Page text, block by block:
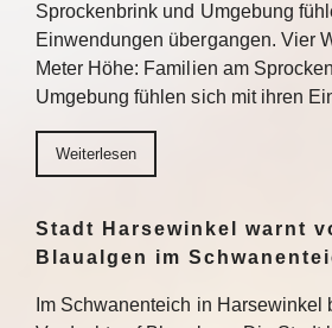
Sprockenbrink und Umgebung
Einwendungen übergangen. Vier
Meter Höhe: Familien am
Umgebung fühlen sich mit ihren
Weiterlesen
Stadt Harsewinkel warnt
Blaualgen im
Im Schwanenteich in Harsewinkel